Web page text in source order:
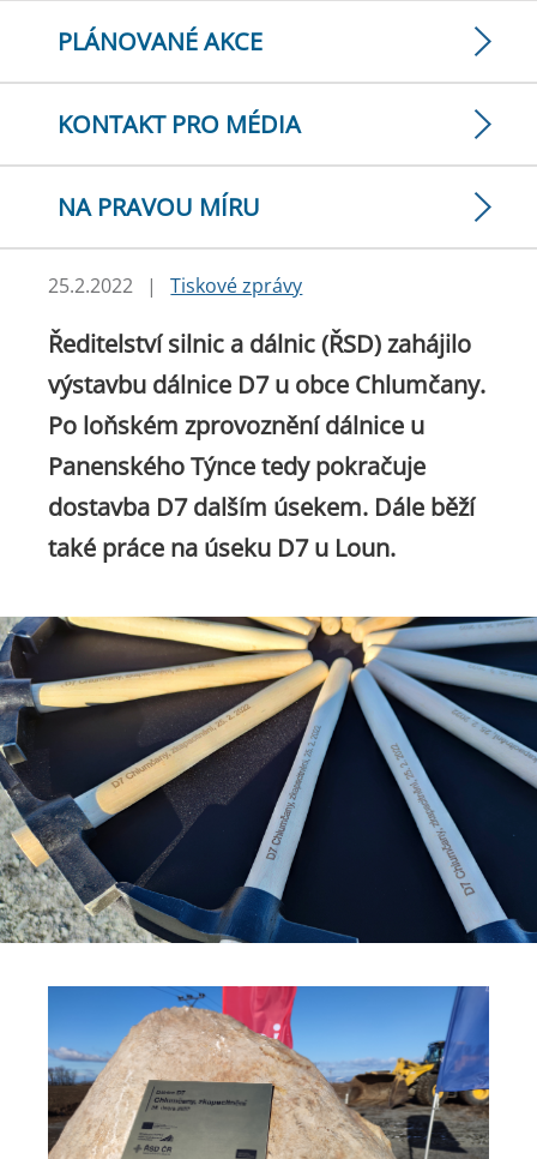
PLÁNOVANÉ AKCE
KONTAKT PRO MÉDIA
NA PRAVOU MÍRU
25.2.2022 | Tiskové zprávy
Ředitelství silnic a dálnic (ŘSD) zahájilo
výstavbu dálnice D7 u obce Chlumčany.
Po loňském zprovoznění dálnice u
Panenského Týnce tedy pokračuje
dostavba D7 dalším úsekem. Dále běží
také práce na úseku D7 u Loun.